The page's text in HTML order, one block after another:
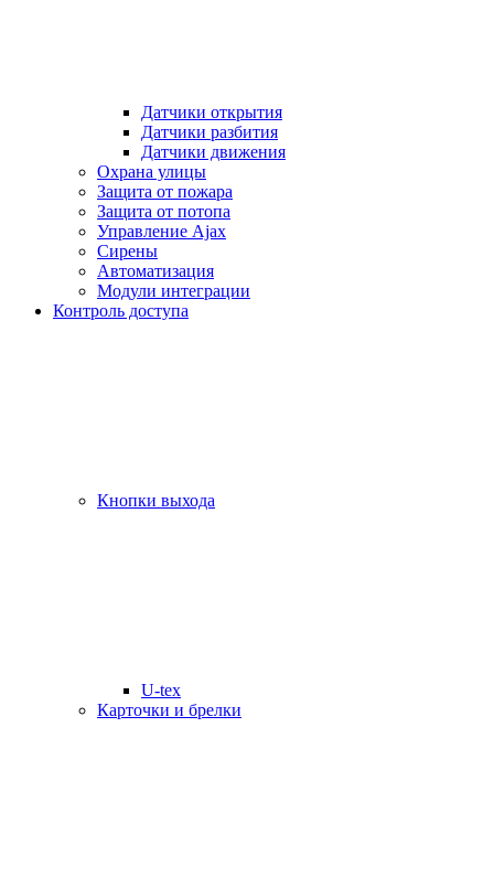
Датчики открытия
Датчики разбития
Датчики движения
Охрана улицы
Защита от пожара
Защита от потопа
Управление Ajax
Сирены
Автоматизация
Модули интеграции
Контроль доступа
Кнопки выхода
U-tex
Карточки и брелки